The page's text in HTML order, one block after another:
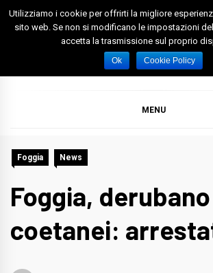
Skip
Spazio Foggia
Foggia News Calcio Eventi e Attività
MENU
Foggia News
Foggia, derubano
coetanei:
Utilizziamo i cookie per offrirti la migliore
sito web. Se non si modificano le impostazioni
accetta la trasmissione sul proprio
Ok Cookie Policy